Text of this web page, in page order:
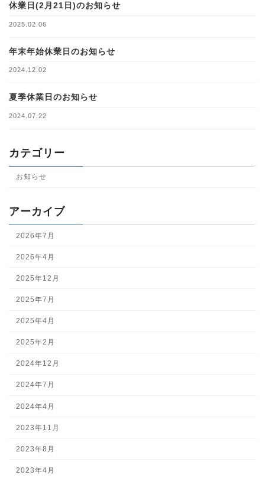
休業日(2月21日)のお知らせ
2025.02.06
年末年始休業日のお知らせ
2024.12.02
夏季休業日のお知らせ
2024.07.22
カテゴリー
お知らせ
アーカイブ
2026年7月
2026年4月
2025年12月
2025年7月
2025年4月
2025年2月
2024年12月
2024年7月
2024年4月
2023年11月
2023年8月
2023年4月